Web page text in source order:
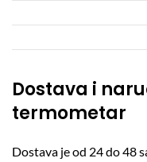
Dostava i
termometar
Dostava je od 24 do 48